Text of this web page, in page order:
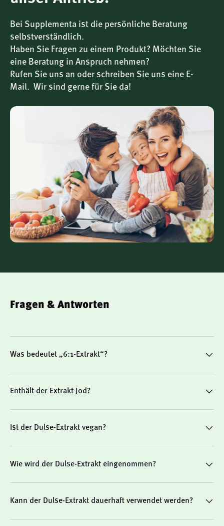
Anwendung.
Sanft verarbeitet & einfach dosierbar
Das 6:1-Konzentrationsverfahren bedeutet, dass aus 6
Teilen getrockneter Alge 1 Teil Extrakt gewonnen wird. Eine
Portion von 1 ml (ca. 27–33 Tropfen) entspricht damit 1050
oder in Säften eingenommen werden.
Besondere Merkmale im Überblick
6:1-Extrakt aus Atlantik-Dulse (Palmaria palmata )
175 mg Extrakt = 1050 mg getrocknete Alge pro
Tagesportion
Alkoholfrei, vegan, glutenfrei
Mit Bio-Glycerin aus Leinsamen
Ohne künstliche Zusatzstoffe
Für Erwachsene, die ihre Ernährung um natürliche
Für Menschen, die eine jodhaltige Pflanze bewusst
in ihre Ernährung integrieren möchten – nach
Bei Supplementa ist die persönliche Beratung
selbstverständlich.
Haben Sie Fragen zu einem Produkt? Möchten Sie
eine Beratung in Anspruch nehmen?
Rufen Sie uns an oder schreiben Sie uns eine E-
Mail. Wir sind gerne für Sie da!
Fragen & Antworten
Was bedeutet „6:1-Extrakt“?
Enthält der Extrakt Jod?
Ist der Dulse-Extrakt vegan?
Wie wird der Dulse-Extrakt eingenommen?
Kann der Dulse-Extrakt dauerhaft verwendet werden?